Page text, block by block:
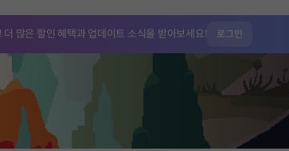
더 많은 할인 혜택과 업데이트 소식을 받아보세요! 로그인